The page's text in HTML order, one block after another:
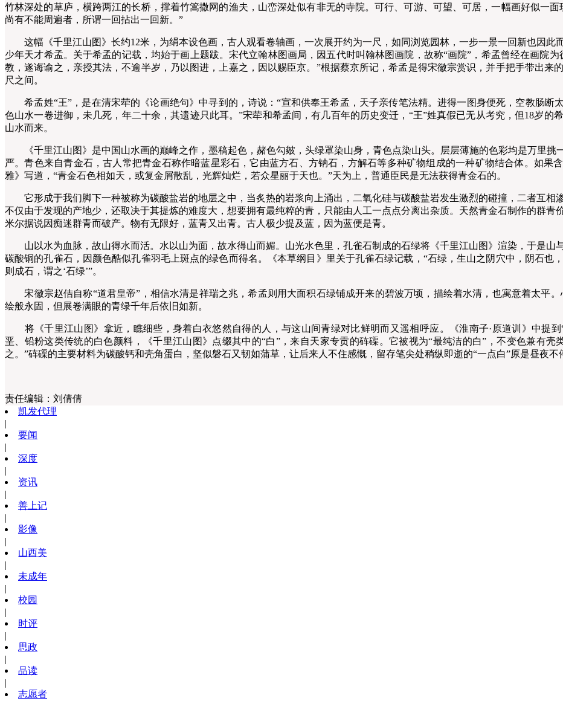
竹林深处的草庐，横跨两江的长桥，撑着竹篙撒网的渔夫，山峦深处似有非无的寺院。可行、可游、可望、可居，一幅画好似一
尚有不能周遍者，所谓一回拈出一回新。”
这幅《千里江山图》长约12米，为绢本设色画，古人观看卷轴画，一次展开约为一尺，如同浏览园林，一步一景一回新也因此
少年天才希孟。关于希孟的记载，均始于画上题跋。宋代立翰林图画局，因五代时叫翰林图画院，故称“画院”，希孟曾经在画院
教，遂诲谕之，亲授其法，不逾半岁，乃以图进，上嘉之，因以赐臣京。”根据蔡京所记，希孟是得宋徽宗赏识，并手把手带出来
尺之间。
希孟姓“王”，是在清宋荦的《论画绝句》中寻到的，诗说：“宣和供奉王希孟，天子亲传笔法精。进得一图身便死，空教肠断
色山水一卷进御，未几死，年二十余，其遗迹只此耳。”宋荦和希孟间，有几百年的历史变迁，“王”姓真假已无从考究，但18岁的
山水而来。
《千里江山图》是中国山水画的巅峰之作，墨稿起色，赭色勾皴，头绿罩染山身，青色点染山头。层层薄施的色彩均是万里挑
严。青色来自青金石，古人常把青金石称作暗蓝星彩石，它由蓝方石、方钠石，方解石等多种矿物组成的一种矿物结合体。如果
雅》写道，“青金石色相如天，或复金屑散乱，光辉灿烂，若众星丽于天也。”天为上，普通臣民是无法获得青金石的。
它形成于我们脚下一种被称为碳酸盐岩的地层之中，当炙热的岩浆向上涌出，二氧化硅与碳酸盐岩发生激烈的碰撞，二者互相
不仅由于发现的产地少，还取决于其提炼的难度大，想要拥有最纯粹的青，只能由人工一点点分离出杂质。天然青金石制作的群
米尔据说因痴迷群青而破产。物有无限好，蓝青又出青。古人极少提及蓝，因为蓝便是青。
山以水为血脉，故山得水而活。水以山为面，故水得山而媚。山光水色里，孔雀石制成的石绿将《千里江山图》渲染，于是山
碳酸铜的孔雀石，因颜色酷似孔雀羽毛上斑点的绿色而得名。《本草纲目》里关于孔雀石绿记载，“石绿，生山之阴穴中，阴石也
则成石，谓之‘石绿’”。
宋徽宗赵佶自称“道君皇帝”，相信水清是祥瑞之兆，希孟则用大面积石绿铺成开来的碧波万顷，描绘着水清，也寓意着太平
绘般永固，但展卷满眼的青绿千年后依旧如新。
将《千里江山图》拿近，瞧细些，身着白衣悠然自得的人，与这山间青绿对比鲜明而又遥相呼应。《淮南子·原道训》中提到
垩、铅粉这类传统的白色颜料，《千里江山图》点缀其中的“白”，来自天家专贡的砗磲。它被视为“最纯洁的白”，不变色兼有壳
之。”砗磲的主要材料为碳酸钙和壳角蛋白，坚似磐石又韧如蒲草，让后来人不住感慨，留存笔尖处稍纵即逝的“一点白”原是昼夜不
责任编辑： 刘倩倩
凯发代理
|
要闻
|
深度
|
资讯
|
善上记
|
影像
|
山西美
|
未成年
|
校园
|
时评
|
思政
|
品读
|
志愿者